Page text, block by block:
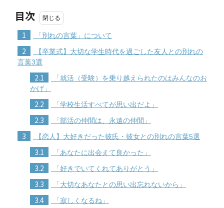
目次
1 「別れの言葉」について
2
【卒業式】大切な学生時代を過ごした友人との別れの
言葉3選
2.1
「就活（受験）を乗り越えられたのはみんなのお
かげ」
2.2 「学校生活すべてが思い出だよ」
2.3 「部活の仲間は、永遠の仲間」
3 【恋人】大好きだった彼氏・彼女との別れの言葉5選
3.1 「あなたに出会えて良かった」
3.2 「好きでいてくれてありがとう」
3.3 「大切なあなたとの思い出忘れないから」
3.4 「寂しくなるね」